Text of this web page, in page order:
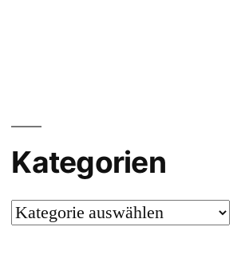
Kategorien
Kategorien